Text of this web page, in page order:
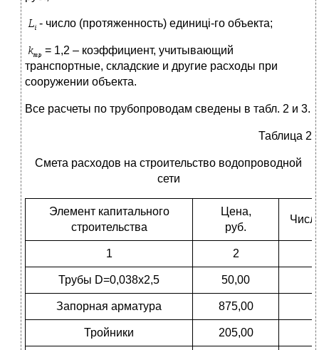
- число (протяженность) единицi-го объекта;
= 1,2 – коэффициент, учитывающий
транспортные, складские и другие расходы при
сооружении объекта.
Все расчеты по трубопроводам сведены в табл. 2 и 3.
Таблица 2
Смета расходов на строительство водопроводной
сети
Элемент капитального
строительства
Цена,
руб.
1 2
Трубы D=0,038х2,5 50,00
Запорная арматура 875,00
Тройники 205,00